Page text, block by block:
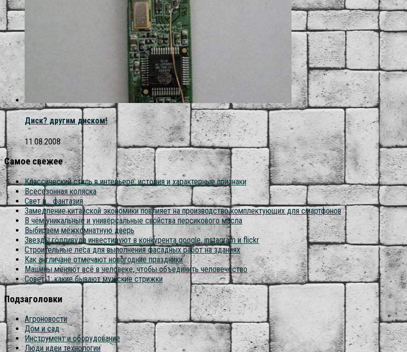
Диск? другим диском!
11.08.2008
Самое свежее
Классический стиль в интерьере: история и характерные признаки
Всесезонная коляска
Свет и… фантазия
Замедление китайской экономики повлияет на производство комплектующих для смартфонов
В чём уникальные и универсальные свойства персикового масла
Выбираем межкомнатную дверь
Звезды голливуда инвестируют в конкурента google, instagram и flickr
Строительные леса для выполнения фасадных работ на зданиях
Как англичане отмечают новогодние праздники
Машины меняют всё в человеке, чтобы объединить человечество
Совет 1: какие бывают мужские стрижки
Подзаголовки
Агроновости
Дом и сад
Инструмент и оборудование
Люди идеи технологии